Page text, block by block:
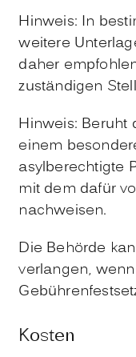
Hinweis: In
weitere
daher
zuständigen
Hinweis: Beruht
einem
asylberechtigte
mit dem dafür
nachweisen.
Die Behörde
verlangen,
Kosten